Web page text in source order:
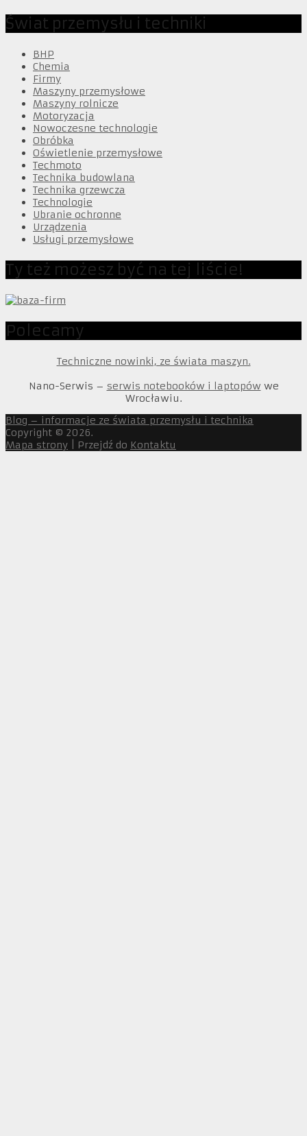
Świat przemysłu i techniki
BHP
Chemia
Firmy
Maszyny przemysłowe
Maszyny rolnicze
Motoryzacja
Nowoczesne technologie
Obróbka
Oświetlenie przemysłowe
Techmoto
Technika budowlana
Technika grzewcza
Technologie
Ubranie ochronne
Urządzenia
Usługi przemysłowe
Ty też możesz być na tej liście!
Polecamy
Techniczne nowinki, ze świata maszyn.
Nano-Serwis – serwis notebooków i laptopów we
Wrocławiu.
Blog – informacje ze świata przemysłu i technika
Copyright © 2026.
Mapa strony | Przejdź do Kontaktu